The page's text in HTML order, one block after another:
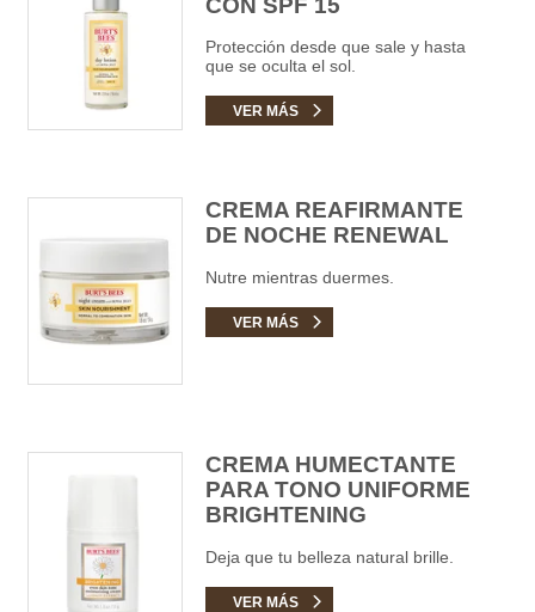
Protección desde que sale y hasta
que se oculta el sol.
VER MÁS
CREMA REAFIRMANTE
DE NOCHE RENEWAL
Nutre mientras duermes.
VER MÁS
CREMA HUMECTANTE
PARA TONO UNIFORME
BRIGHTENING
Deja que tu belleza natural brille.
VER MÁS